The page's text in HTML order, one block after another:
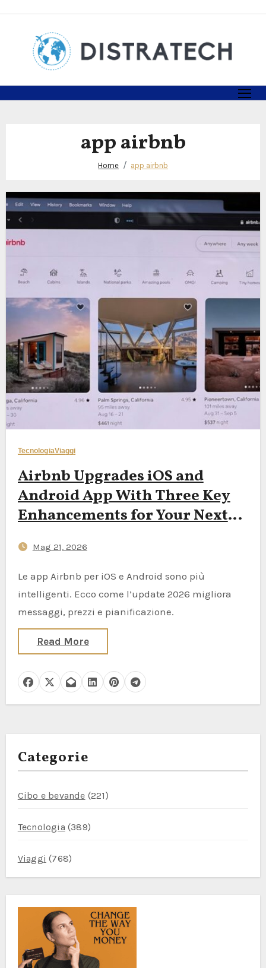
app airbnb
Home app airbnb
TecnologiaViaggi
Airbnb Upgrades iOS and
Android App With Three Key
Enhancements for Your Next
Mag 21, 2026
Le app Airbnb per iOS e Android sono più
intelligenti. Ecco come l’update 2026 migliora
messaggi, prezzi e pianificazione.
Read More
Categorie
Cibo e bevande (221)
Tecnologia (389)
Viaggi (768)